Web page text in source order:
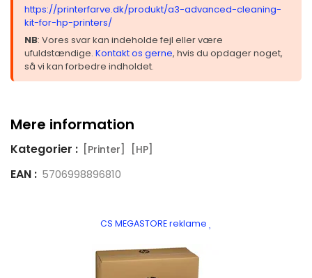
https://printerfarve.dk/produkt/a3-advanced-cleaning-
kit-for-hp-printers/
NB: Vores svar kan indeholde fejl eller være
ufuldstændige. Kontakt os gerne, hvis du opdager noget,
så vi kan forbedre indholdet.
Mere information
Kategorier : [Printer] [HP]
EAN : 5706998896810
CS MEGASTORE reklame